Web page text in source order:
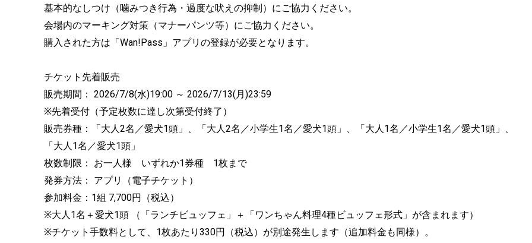
基本的なしつけ（噛みつき行為・過度な吠えの抑制）にご協力ください。
会場内のマーキング対策（マナーパンツ等）にご協力ください。
購入された方は「Wan!Pass」アプリの登録が必要となります。
チケット先着販売
販売期間： 2026/7/8(水)19:00 ～ 2026/7/13(月)23:59
※先着受付（予定枚数に達し次第受付終了）
販売券種：「大人2名／愛犬1頭」、「大人2名／小学生1名／愛犬1頭」、「大人1名／小学生1名／愛犬1頭」、
「大人1名／愛犬1頭」
枚数制限： お一人様 いずれか1券種 1枚まで
発券方法： アプリ（電子チケット）
参加料金：1組 7,700円（税込）
※大人1名＋愛犬1頭 （「ランチビュッフェ」＋「ワンちゃん料理4種ビュッフェ形式」が含まれます）
※チケット手数料として、1枚あたり330円（税込）が別途発生します（追加料金も同様）。